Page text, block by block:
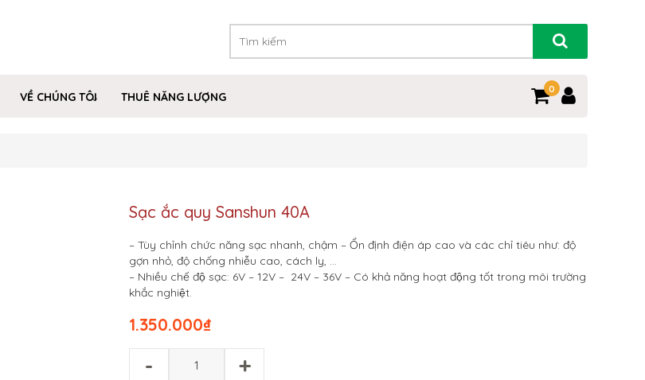
VỀ CHÚNG TÔI THUÊ NĂNG LƯỢNG
0
Sạc ắc quy Sanshun 40A
– Tùy chỉnh chức năng sạc nhanh, chậm – Ổn định điện áp cao và các chỉ tiêu như: độ
gợn nhỏ, độ chống nhiễu cao, cách ly, …
– Nhiều chế độ sạc: 6V – 12V – 24V – 36V – Có khả năng hoạt động tốt trong môi trường
khắc nghiệt.
₫
1.350.000
- +